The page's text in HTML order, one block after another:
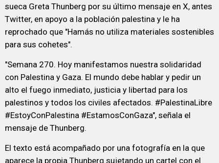
sueca Greta Thunberg por su último mensaje en X, antes
Twitter, en apoyo a la población palestina y le ha
reprochado que "Hamás no utiliza materiales sostenibles
para sus cohetes".
"Semana 270. Hoy manifestamos nuestra solidaridad
con Palestina y Gaza. El mundo debe hablar y pedir un
alto el fuego inmediato, justicia y libertad para los
palestinos y todos los civiles afectados. #PalestinaLibre
#EstoyConPalestina #EstamosConGaza", señala el
mensaje de Thunberg.
El texto está acompañado por una fotografía en la que
aparece la propia Thunberg sujetando un cartel con el